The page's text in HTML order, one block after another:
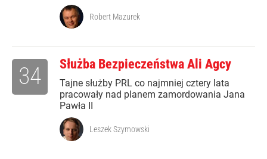
Robert Mazurek
Służba Bezpieczeństwa Ali Agcy
Tajne służby PRL co najmniej cztery lata
pracowały nad planem zamordowania Jana
Pawła II
34
Leszek Szymowski